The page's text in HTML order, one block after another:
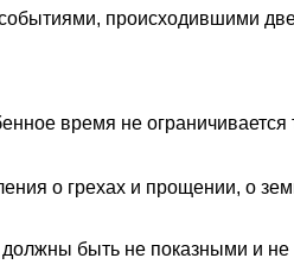
происходившими
время не ограничивается
о грехах и прощении, о
должны быть не показными и не